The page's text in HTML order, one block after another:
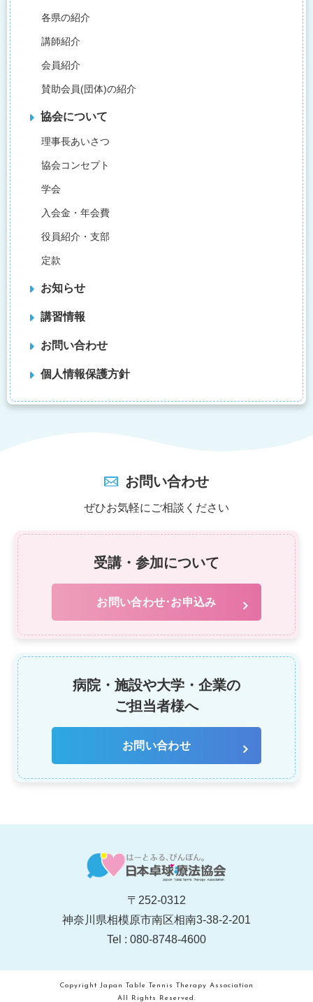
各県の紹介
講師紹介
会員紹介
賛助会員(団体)の紹介
協会について
理事長あいさつ
協会コンセプト
学会
入会金・年会費
役員紹介・支部
定款
お知らせ
講習情報
お問い合わせ
個人情報保護方針
お問い合わせ
ぜひお気軽にご相談ください
受講・参加について
お問い合わせ･お申込み
病院・施設や大学・企業の
ご担当者様へ
お問い合わせ
〒252-0312
神奈川県相模原市南区相南3-38-2-201
Tel : 080-8748-4600
Copyright Japan Table Tennis Therapy Association
All Rights Reserved.